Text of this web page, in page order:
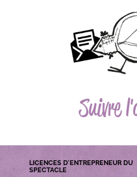
Suivre
LICENCES D'ENTREPRENEUR DU
SPECTACLE